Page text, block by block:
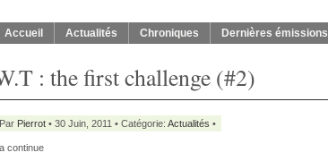
Accueil Actualités Chroniques Dernières émissions
: the first challenge (#2)
Par Pierrot • 30 Juin, 2011 • Catégorie: Actualités •
continue